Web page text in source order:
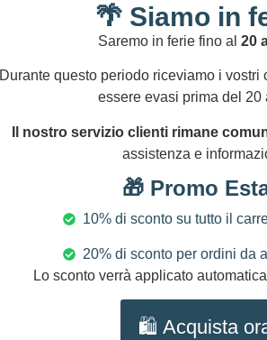
1
🌴 Siamo in
Saremo in ferie fino al 20
Durante questo periodo riceviamo i vostri
essere evasi prima del 20
Il nostro servizio clienti rimane
assistenza e
🎁 Promo
10% di sconto su tutto il
20% di sconto per ordini da
Lo sconto verrà applicato
🛍️ Acquista